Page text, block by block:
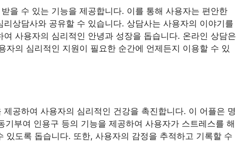
을 수 있는 기능을 제공합니다. 이를 통해 사용자는 편안한
상담사와 공유할 수 있습니다. 상담사는 사용자의 이야기를
사용자의 심리적인 안녕과 성장을 돕습니다. 온라인 상담은
자의 심리적인 지원이 필요한 순간에 언제든지 이용할 수 있
공하여 사용자의 심리적인 건강을 촉진합니다. 이 어플은 명
부여 인용구 등의 기능을 제공하여 사용자가 스트레스를 해
있도록 돕습니다. 또한, 사용자의 감정을 추적하고 기록할 수